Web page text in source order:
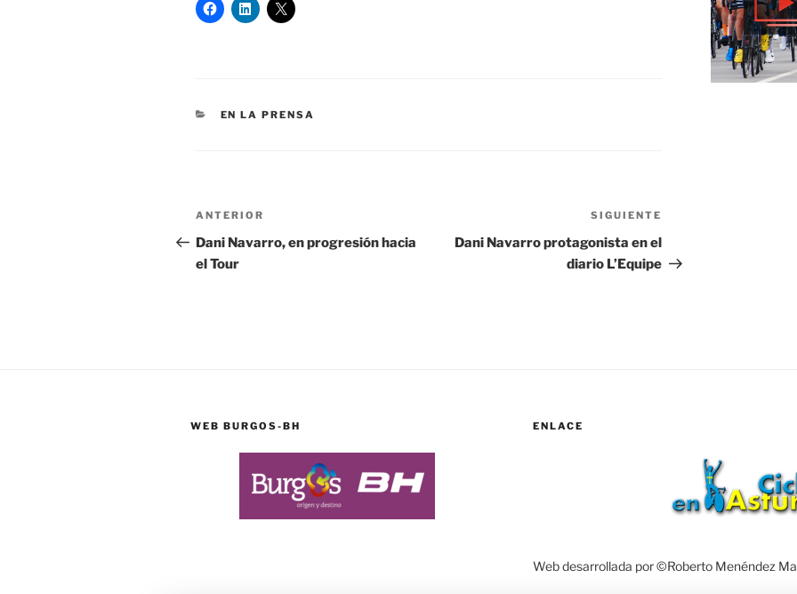
CATEGORÍAS
EN LA PRENSA
Navegación
de
entradas
Entrada
anterior:
ANTERIOR
Dani Navarro, en progresión hacia
el Tour
entrada
SIGUIENTE
Dani Navarro protagonista en el
diario L’Equipe
WEB BURGOS-BH ENLACE
Web desarrollada por ©Roberto Menéndez